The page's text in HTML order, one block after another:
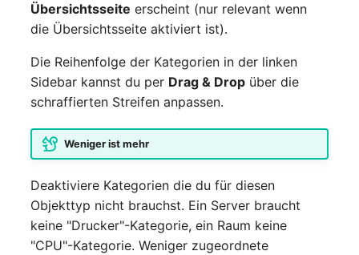
Übersichtsseite erscheint (nur relevant wenn
die Übersichtsseite aktiviert ist).
Die Reihenfolge der Kategorien in der linken
Sidebar kannst du per Drag & Drop über die
schraffierten Streifen anpassen.
Weniger ist mehr
Deaktiviere Kategorien die du für diesen
Objekttyp nicht brauchst. Ein Server braucht
keine "Drucker"-Kategorie, ein Raum keine
"CPU"-Kategorie. Weniger zugeordnete